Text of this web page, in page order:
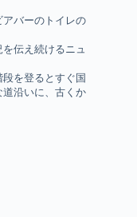
アバーのトイレの
伝え続けるニュ
を登るとすぐ国
沿いに、古くか